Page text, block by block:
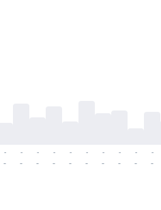
-
-
-
-
-
-
-
-
-
-
-
-
-
-
-
-
-
-
-
-